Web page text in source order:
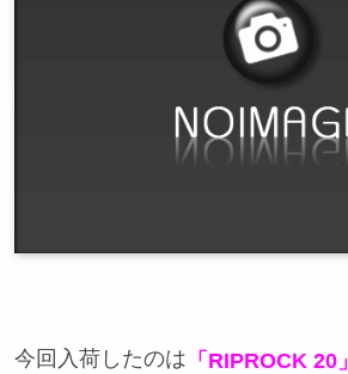
今回入荷したのは 「RIPROCK 20」